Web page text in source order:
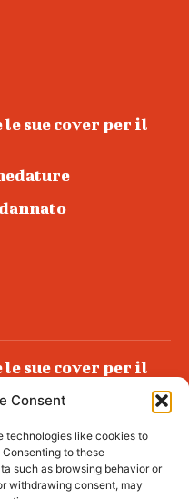
Consent
technologies like cookies to
to these
such as browsing behavior or
withdrawing consent, may
le sue cover per il
le sue cover per il